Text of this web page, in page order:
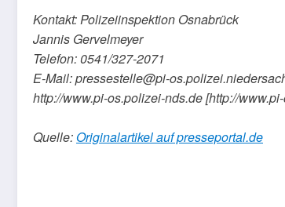
Kontakt: Polizeiinspektion Osnabrück
Jannis Gervelmeyer
Telefon: 0541/327-2071
E-Mail: pressestelle@pi-
http://www.pi-os.polizei-nds.de [http://
Quelle:Originalartikel auf presseportal.de